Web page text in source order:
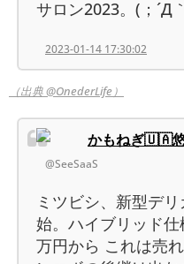
サロン2023。(；´Д
2023-01-14 17:30:02
（出典 @OnederLife）
かもねぎ🇺🇦悠
@SeeSaaS
ミツビシ、新型デ
始。ハイブリッド
万円から これは売